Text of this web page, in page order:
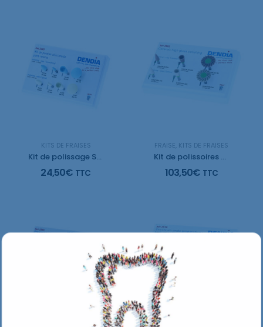
KITS DE FRAISES
Kit de polissage Smart Composite
24,50€ TTC
FRAISE KITS DE FRAISES
Kit de polissoires haute brillance céramique
103,50€ TTC